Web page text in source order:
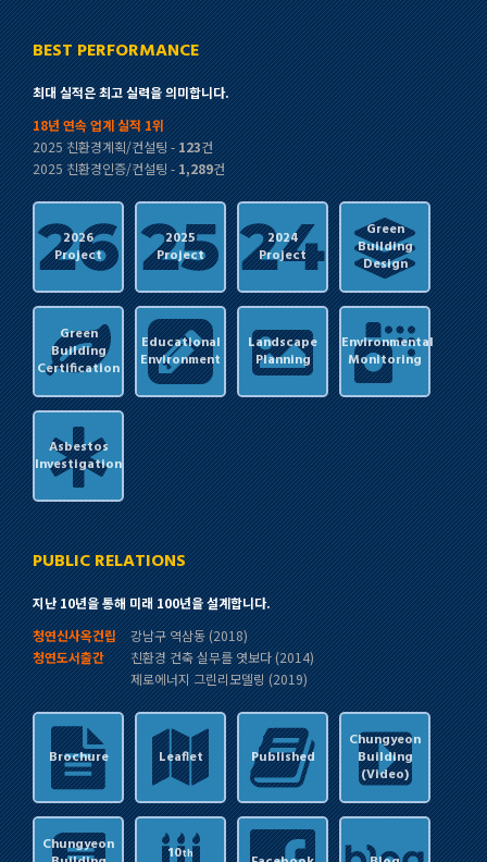
BEST PERFORMANCE
최대 실적은 최고 실력을 의미합니다.
18년 연속 업계 실적 1위
2025 친환경계획/컨설팅 -123건
2025 친환경인증/컨설팅 -1,289건
2026
Project
2025
Project
2024
Project
Green
Building
Design
Green
Building
Certification
Educational
Environment
Landscape
Planning
Environmental
Monitoring
Asbestos
Investigation
PUBLIC RELATIONS
지난 10년을 통해 미래 100년을 설계합니다.
청연신사옥건립
강남구 역삼동 (2018)
청연도서출간
친환경 건축 실무를 엿보다 (2014)
제로에너지 그린리모델링 (2019)
Brochure Leaflet Published
Chungyeon
Building
(Video)
Chungyeon
10th